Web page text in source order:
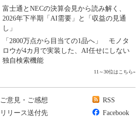
富士通とNECの決算会見から読み解く、
2026年下半期「AI需要」と「収益の見通
し」
「2800万点から目当ての1品へ」 モノタ
ロウが4カ月で実装した、AI任せにしない
独自検索機能
11～30位はこちら»
ご意見・ご感想
リリース送付先
RSS
Facebook